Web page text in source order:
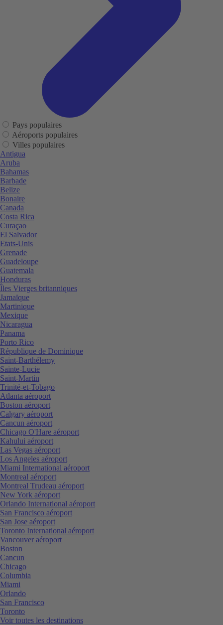
Pays populaires
Aéroports populaires
Villes populaires
Antigua
Aruba
Bahamas
Barbade
Belize
Bonaire
Canada
Costa Rica
Curaçao
El Salvador
Etats-Unis
Grenade
Guadeloupe
Guatemala
Honduras
Îles Vierges britanniques
Jamaïque
Martinique
Mexique
Nicaragua
Panama
Porto Rico
République de Dominique
Saint-Barthélemy
Sainte-Lucie
Saint-Martin
Trinité-et-Tobago
Atlanta aéroport
Boston aéroport
Calgary aéroport
Cancun aéroport
Chicago O'Hare aéroport
Kahului aéroport
Las Vegas aéroport
Los Angeles aéroport
Miami International aéroport
Montreal aéroport
Montreal Trudeau aéroport
New York aéroport
Orlando International aéroport
San Francisco aéroport
San Jose aéroport
Toronto International aéroport
Vancouver aéroport
Boston
Cancun
Chicago
Columbia
Miami
Orlando
San Francisco
Toronto
Voir toutes les destinations